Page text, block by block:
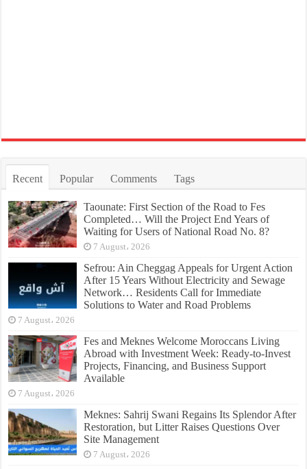
Recent Popular Comments Tags
Taounate: First Section of the Road to Fes
Completed… Will the Project End Years of
Waiting for Users of National Road No. 8?
7 August، 2026
Sefrou: Ain Cheggag Appeals for Urgent Action
After 15 Years Without Electricity and Sewage
Network… Residents Call for Immediate
Solutions to Water and Road Problems
7 August، 2026
Fes and Meknes Welcome Moroccans Living
Abroad with Investment Week: Ready-to-Invest
Projects, Financing, and Business Support
Available
7 August، 2026
Meknes: Sahrij Swani Regains Its Splendor After
Restoration, but Litter Raises Questions Over
Site Management
7 August، 2026